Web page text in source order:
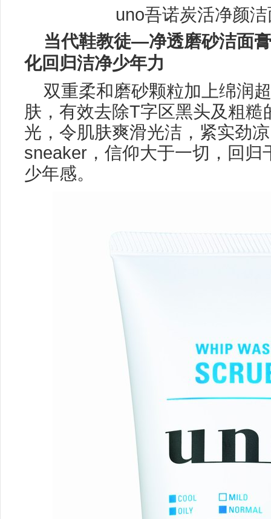
uno吾诺炭活净颜
当代鞋教徒—净透磨砂洁面
化回归洁净少年力
双重柔和磨砂颗粒加上绵润
肤，有效去除T字区黑头及粗
光，令肌肤爽滑光洁，紧实劲
sneaker，信仰大于一切，回归
少年感。